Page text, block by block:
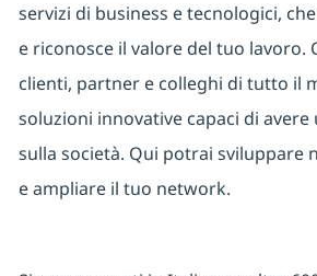
servizi di business e tecnologici,
e riconosce il valore del tuo lavoro.
clienti, partner e colleghi di tutto il
soluzioni innovative capaci di
sulla società. Qui potrai sviluppare
e ampliare il tuo network.